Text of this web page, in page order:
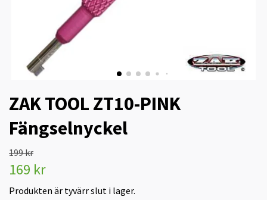
ZAK TOOL ZT10-PINK
Fängselnyckel
199 kr
169 kr
Produkten är tyvärr slut i lager.